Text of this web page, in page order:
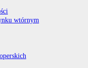
wtórnym